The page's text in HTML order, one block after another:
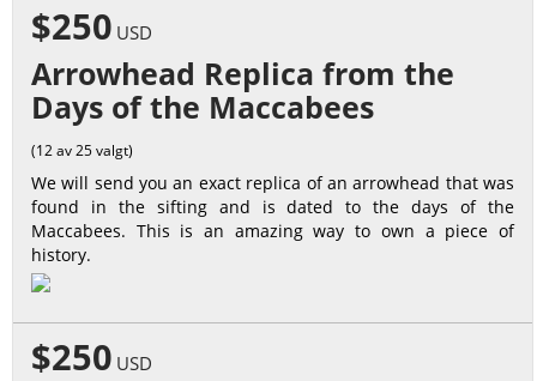
$250 USD
Arrowhead Replica from the
Days of the Maccabees
(12 av 25 valgt)
We will send you an exact replica of an arrowhead that was
found in the sifting and is dated to the days of the
Maccabees. This is an amazing way to own a piece of
history.
$250 USD